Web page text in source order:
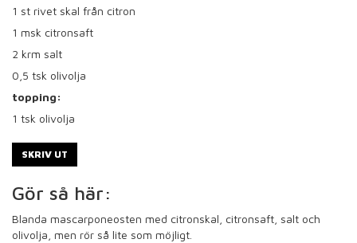
1 st rivet skal från citron
1 msk citronsaft
2 krm salt
0,5 tsk olivolja
topping:
1 tsk olivolja
SKRIV UT
Gör så här:
Blanda mascarponeosten med citronskal, citronsaft, salt och
olivolja, men rör så lite som möjligt.